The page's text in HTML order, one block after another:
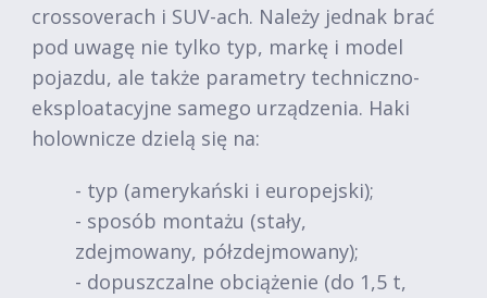
crossoverach i SUV-ach. Należy jednak brać
pod uwagę nie tylko typ, markę i model
pojazdu, ale także parametry techniczno-
eksploatacyjne samego urządzenia. Haki
holownicze dzielą się na:
- typ (amerykański i europejski);
- sposób montażu (stały,
zdejmowany, półzdejmowany);
- dopuszczalne obciążenie (do 1,5 t,